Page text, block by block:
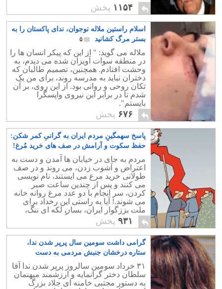
۱۱۵۴ پخش
اسلام راستین ملاله نوجوان، ندای پاکستان را به
بستر مرگ کشانید
۵
ملاله می گوید: " از این که پیکر انسان ها را
در منطقه سوات آویزان شده می دیدم، به
وحشت افتادم. همچنین، تصمیم طالبان که
دختران نباید به مدرسه روند، برای من یک
تکان روحی و روانی بود. از این روی، بر آن
شدم تا در برابر این نیروی واپسگرا
بایستم".
۶۷۶ پخش
پاسخ سهمگینِ مردم ایران به گرانیِ کمر شکن:
حفظ سکوت و آرامش در صف های خرید مُرغ!
مردم به جای در خیابان ها آمدن و دست به
اعتراض و آشوب زدن، می روند و در صف
طولانی خرید مرع می ایستند، نام نویسی
می کنند و پس از چندین ساعت صبر
کردن، سر انجام با دو عدد مرغ روانه خانه
می شوند.! آیا به راستی این رخداد برای
ملت بززگوار ایران، بسان لکه ای ننگ،
مایه خجالت و سر افنکندگی نیست؟
۹۳۱ پخش
گرامی داشت سومین سال پرپر شدن ندا،
ستاره درخشان جنبش مردمی به دست
دژخیمان رژیم
۳۱ خرداد سومین سالروز پرپر شدن ندا آقا
سلطان دختر گرانمایه و ارزشمند میهنمان
به دستور مجتبی خامنه ای جلاد بزرگ